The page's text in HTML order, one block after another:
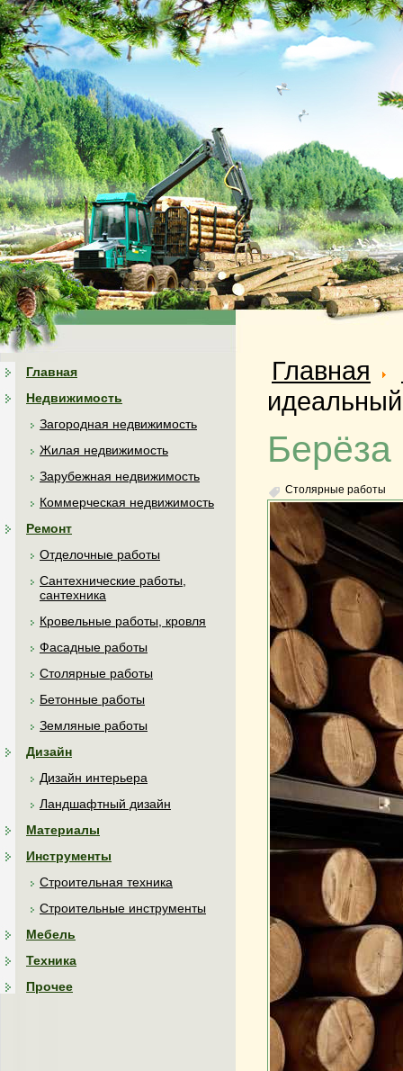
Главная
Недвижимость
Загородная недвижимость
Жилая недвижимость
Зарубежная недвижимость
Коммерческая недвижимость
Ремонт
Отделочные работы
Сантехнические работы,
сантехника
Кровельные работы, кровля
Фасадные работы
Столярные работы
Бетонные работы
Земляные работы
Дизайн
Дизайн интерьера
Ландшафтный дизайн
Материалы
Инструменты
Строительная техника
Строительные инструменты
Мебель
Техника
Прочее
Главная
Столярные работы